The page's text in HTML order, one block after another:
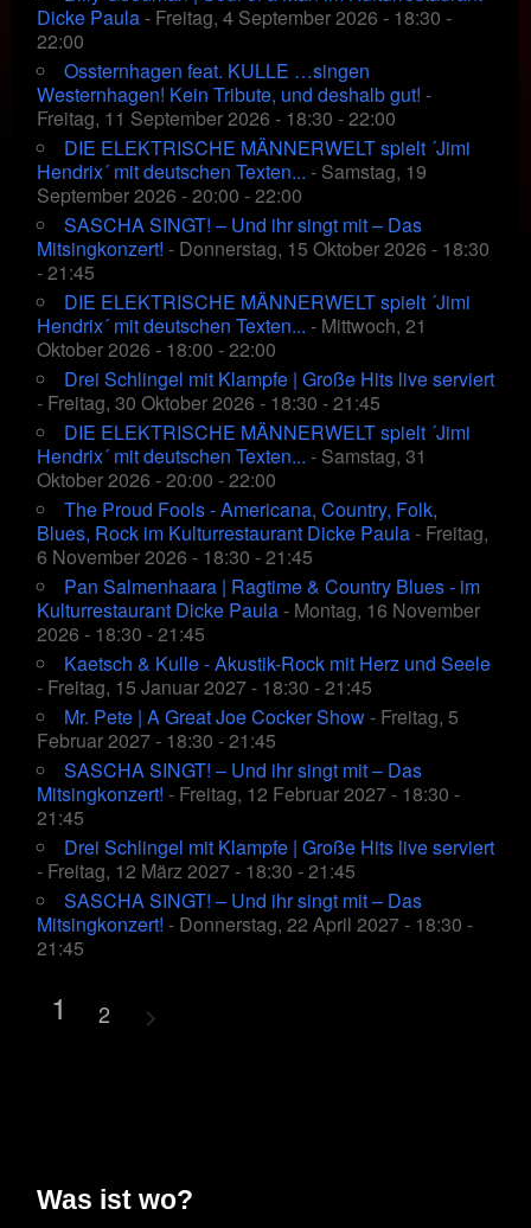
Dicke Paula- Freitag, 4 September 2026 - 18:30 -
22:00
Ossternhagen feat. KULLE …singen
Westernhagen! Kein Tribute, und deshalb gut! -
Freitag, 11 September 2026 - 18:30 - 22:00
DIE ELEKTRISCHE MÄNNERWELT spielt ´Jimi
Hendrix´ mit deutschen Texten... - Samstag, 19
September 2026 - 20:00 - 22:00
SASCHA SINGT! – Und ihr singt mit – Das
Mitsingkonzert! - Donnerstag, 15 Oktober 2026 - 18:30
- 21:45
DIE ELEKTRISCHE MÄNNERWELT spielt ´Jimi
Hendrix´ mit deutschen Texten... - Mittwoch, 21
Oktober 2026 - 18:00 - 22:00
Drei Schlingel mit Klampfe | Große Hits live serviert
- Freitag, 30 Oktober 2026 - 18:30 - 21:45
DIE ELEKTRISCHE MÄNNERWELT spielt ´Jimi
Hendrix´ mit deutschen Texten... - Samstag, 31
Oktober 2026 - 20:00 - 22:00
The Proud Fools - Americana, Country, Folk,
Blues, Rock im Kulturrestaurant Dicke Paula- Freitag,
6 November 2026 - 18:30 - 21:45
Pan Salmenhaara | Ragtime & Country Blues - im
Kulturrestaurant Dicke Paula- Montag, 16 November
2026 - 18:30 - 21:45
Kaetsch & Kulle - Akustik-Rock mit Herz und Seele
- Freitag, 15 Januar 2027 - 18:30 - 21:45
Mr. Pete | A Great Joe Cocker Show- Freitag, 5
Februar 2027 - 18:30 - 21:45
SASCHA SINGT! – Und ihr singt mit – Das
Mitsingkonzert! - Freitag, 12 Februar 2027 - 18:30 -
21:45
Drei Schlingel mit Klampfe | Große Hits live serviert
- Freitag, 12 März 2027 - 18:30 - 21:45
SASCHA SINGT! – Und ihr singt mit – Das
Mitsingkonzert! - Donnerstag, 22 April 2027 - 18:30 -
21:45
1 2
Was ist wo?